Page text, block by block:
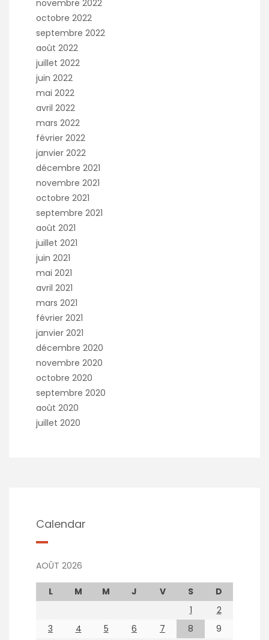
novembre 2022
octobre 2022
septembre 2022
août 2022
juillet 2022
juin 2022
mai 2022
avril 2022
mars 2022
février 2022
janvier 2022
décembre 2021
novembre 2021
octobre 2021
septembre 2021
août 2021
juillet 2021
juin 2021
mai 2021
avril 2021
mars 2021
février 2021
janvier 2021
décembre 2020
novembre 2020
octobre 2020
septembre 2020
août 2020
juillet 2020
Calendar
AOÛT 2026
L M M J V S
D
1
2
3
4 5 6 7 8
9